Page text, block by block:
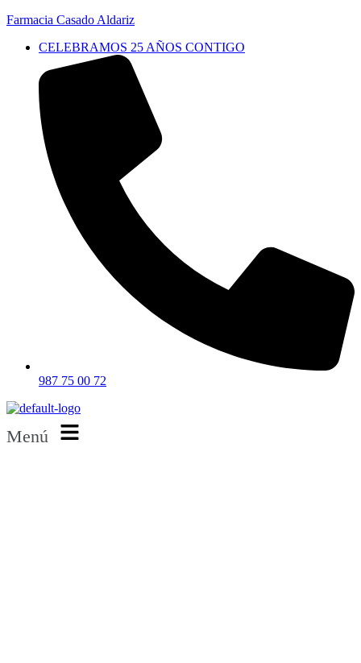
Farmacia Casado Aldariz
CELEBRAMOS 25 AÑOS CONTIGO
987 75 00 72
Menú